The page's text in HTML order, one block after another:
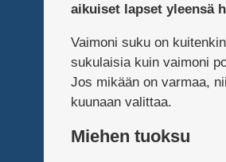
aikuiset lapset yleensä
Vaimoni suku on
sukulaisia kuin vaimoni
Jos mikään on varmaa,
kuunaan valittaa.
Miehen tuoksu